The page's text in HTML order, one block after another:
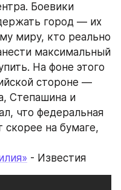
Боевики
город — их
миру, кто реально
максимальный
На фоне этого
стороне —
Степашина и
что федеральная
скорее на бумаге,
- Известия